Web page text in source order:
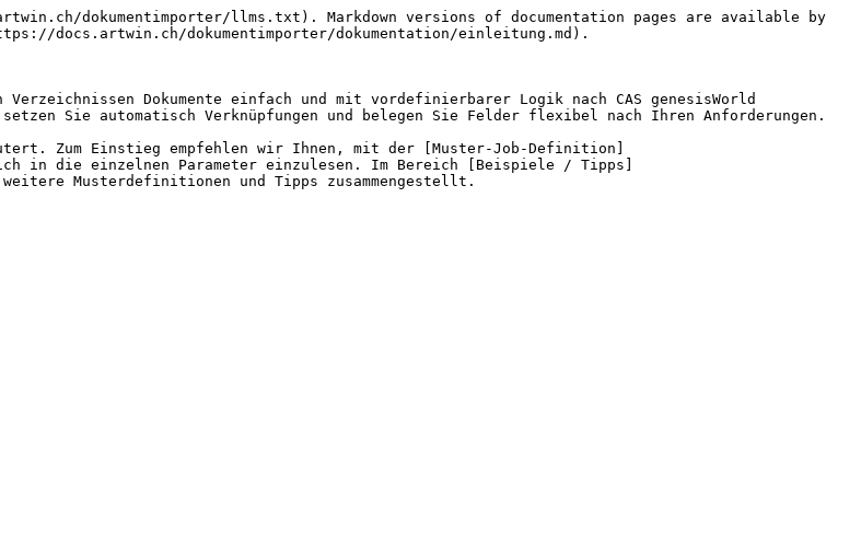
dokumentimporter/llms.txt). Markdown versions of documentation pages are available by
docs.artwin.ch/dokumentimporter/dokumentation/einleitung.md).
Dokumente einfach und mit vordefinierbarer Logik nach CAS genesisWorld
Sie automatisch Verknüpfungen und belegen Sie Felder flexibel nach Ihren Anforderungen.
Zum Einstieg empfehlen wir Ihnen, mit der [Muster-Job-Definition]
in die einzelnen Parameter einzulesen. Im Bereich [Beispiele / Tipps]